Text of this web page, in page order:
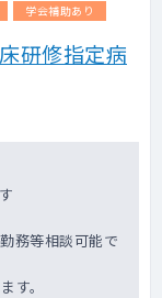
学会補助あり
研修指定病
務等相談可能で
す。